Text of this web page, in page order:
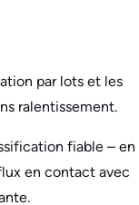
par lots et les
ralentissement.
fiable – en
en contact avec